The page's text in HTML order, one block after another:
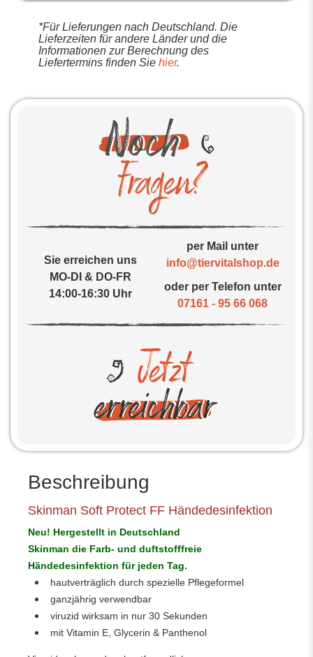
*Für Lieferungen nach Deutschland. Die
Lieferzeiten für andere Länder und die
Informationen zur Berechnung des
Liefertermins finden Sie hier.
Sie erreichen uns
MO-DI & DO-FR
14:00-16:30 Uhr
per Mail unter
info@tiervitalshop.de
oder per Telefon unter
07161 - 95 66 068
Beschreibung
Skinman Soft Protect FF Händedesinfektion
Neu! Hergestellt in Deutschland
Skinman die Farb- und duftstofffreie
Händedesinfektion für jeden Tag.
hautverträglich durch spezielle Pflegeformel
ganzjährig verwendbar
viruzid wirksam in nur 30 Sekunden
mit Vitamin E, Glycerin & Panthenol